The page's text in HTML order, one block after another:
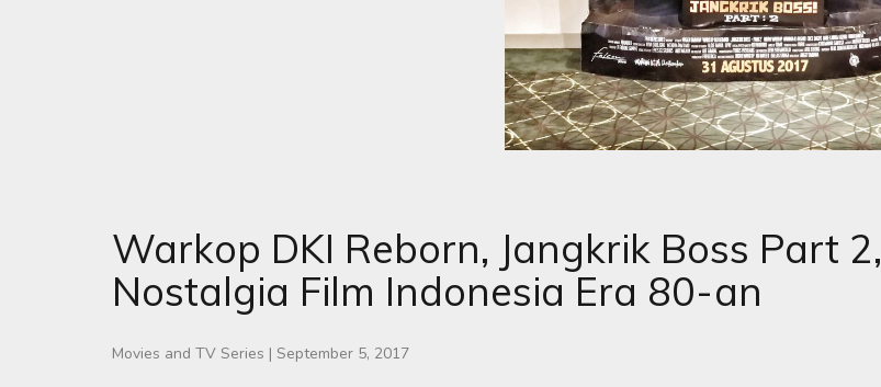
Warkop DKI Reborn, Jangkrik Boss Part 2,
Nostalgia Film Indonesia Era 80-an
Movies and TV Series | September 5, 2017